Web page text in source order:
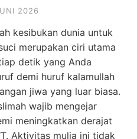
2026
kesibukan dunia untuk
merupakan ciri utama
detik yang Anda
demi huruf kalamullah
jiwa yang luar biasa.
wajib mengejar
meningkatkan derajat
Aktivitas mulia ini tidak